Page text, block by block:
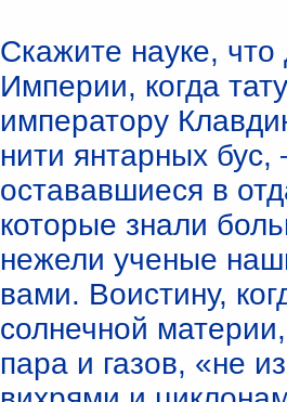
Скажите науке,
Империи, когда
императору
нити янтарных
остававшиеся в
которые знали
нежели ученые
вами. Воистину,
солнечной
пара и газов, «не